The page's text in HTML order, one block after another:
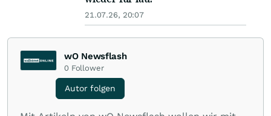
21.07.26, 20:07
wO Newsflash
0 Follower
Autor folgen